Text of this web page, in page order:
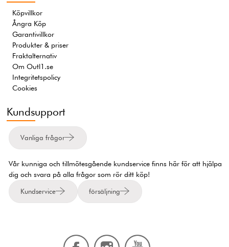
Köpvillkor
Ångra Köp
Garantivillkor
Produkter & priser
Fraktalternativ
Om Outl1.se
Integritetspolicy
Cookies
Kundsupport
Vanliga frågor
Vår kunniga och tillmötesgående kundservice finns här för att hjälpa
dig och svara på alla frågor som rör ditt köp!
Kundservice försäljning